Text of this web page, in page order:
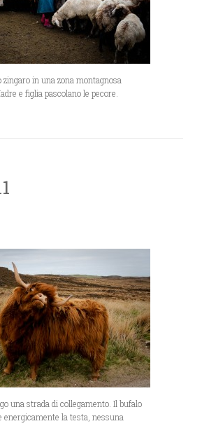
in una zona montagnosa
e figlia pascolano le pecore.
una strada di collegamento. Il bufalo
energicamente la testa, nessuna